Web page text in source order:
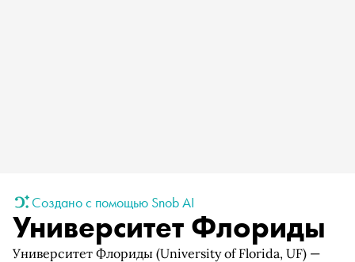
Создано с помощью Snob AI
Университет Флориды
Университет Флориды (University of Florida, UF) —